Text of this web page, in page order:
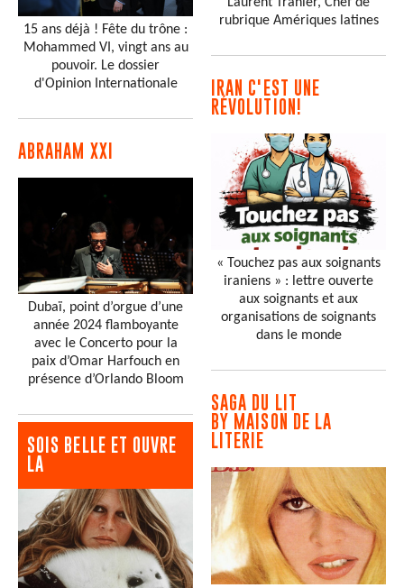
15 ans déjà ! Fête du trône :
Mohammed VI, vingt ans au
pouvoir. Le dossier
d'Opinion Internationale
ABRAHAM XXI
Dubaï, point d’orgue d’une
année 2024 flamboyante
avec le Concerto pour la
paix d’Omar Harfouch en
présence d’Orlando Bloom
SOIS BELLE ET OUVRE
LA
rubrique Amériques latines
IRAN C'EST UNE
RÉVOLUTION!
« Touchez pas aux soignants
iraniens » : lettre ouverte
aux soignants et aux
organisations de soignants
dans le monde
SAGA DU LIT
BY MAISON DE LA
LITERIE